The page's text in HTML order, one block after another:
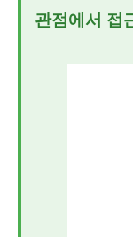
관점에서 접